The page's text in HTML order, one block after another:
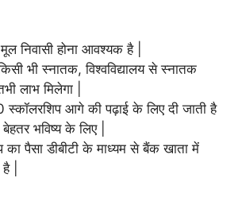
मूल निवासी होना आवश्यक है |
भी स्नातक, विश्वविद्यालय से स्नातक
लाभ मिलेगा |
आगे की पढ़ाई के लिए दी जाती है
भविष्य के लिए |
का पैसा डीबीटी के माध्यम से बैंक खाता में
|